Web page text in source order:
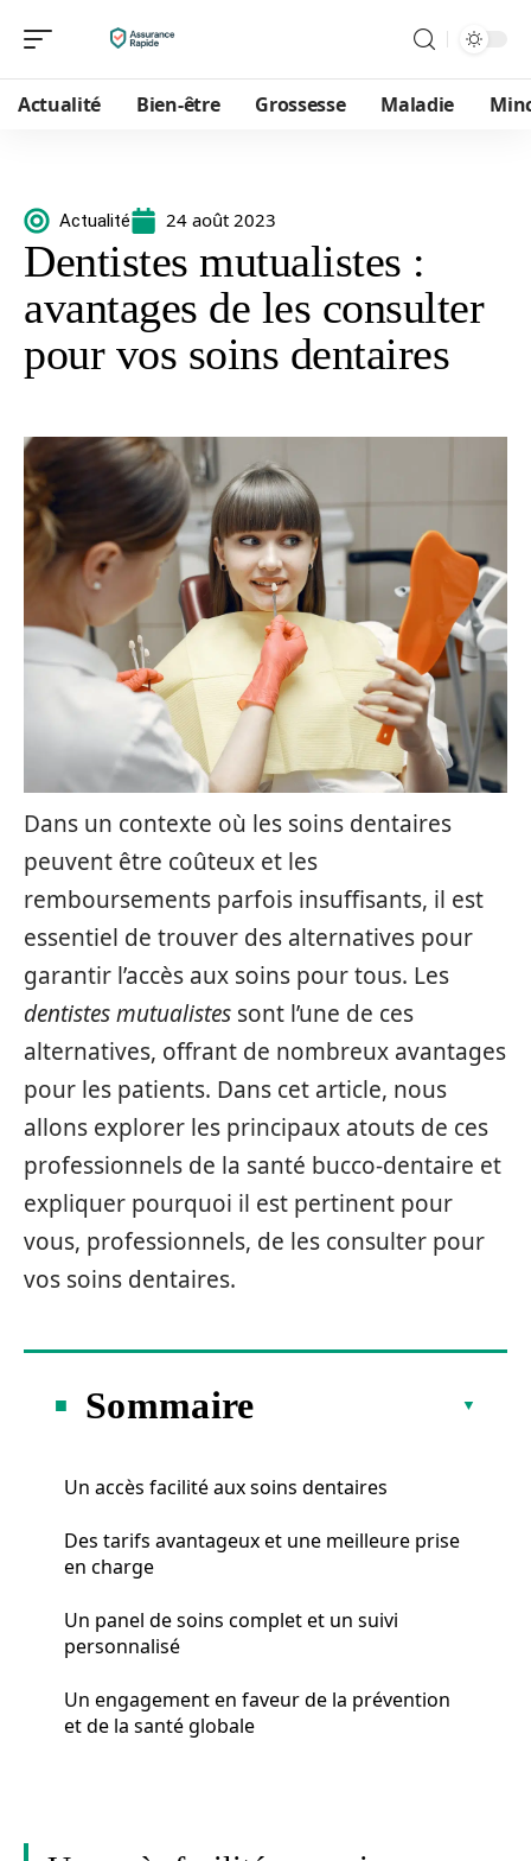
Actualité Bien-être Grossesse Maladie
Actualité 24 août 2023
Dentistes mutualistes :
avantages de les consulter
pour vos soins dentaires
Dans un contexte où les soins dentaires
peuvent être coûteux et les
remboursements parfois insuffisants, il est
essentiel de trouver des alternatives pour
garantir l’accès aux soins pour tous. Les
dentistes mutualistes sont l’une de ces
alternatives, offrant de nombreux avantages
pour les patients. Dans cet article, nous
allons explorer les principaux atouts de ces
professionnels de la santé bucco-dentaire et
expliquer pourquoi il est pertinent pour
vous, professionnels, de les consulter pour
vos soins dentaires.
Sommaire
Un accès facilité aux soins dentaires
Des tarifs avantageux et une meilleure prise
en charge
Un panel de soins complet et un suivi
personnalisé
Un engagement en faveur de la prévention
et de la santé globale